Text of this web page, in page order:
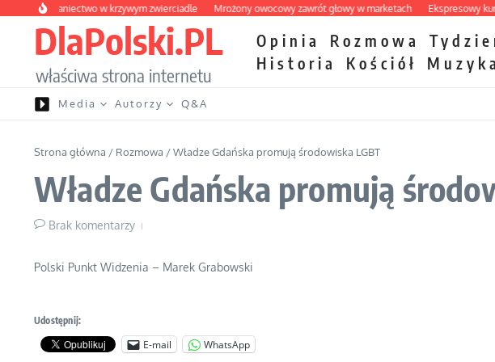
Przejdź do treści
wybraniectwo w krzywym zwierciadle Mrożony owocowy zawrót głowy w marketach Ekspresowy kurs
DlaPolski.PL
właściwa strona internetu
Opinia Rozmowa
Historia
Kościół Muzyka
Media Autorzy Q&A
Strona główna / Rozmowa /Władze Gdańska promują środowiska LGBT
Władze Gdańska promują
Brak komentarzy
Polski Punkt Widzenia – Marek Grabowski
Udostępnij:
E-mail WhatsApp